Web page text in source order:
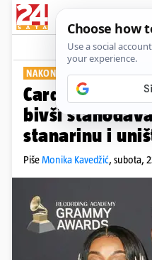
NAKON RAZVODA
Cardi B i
bivši
stanarinu i
PišeMonika Kavedžić, subota,